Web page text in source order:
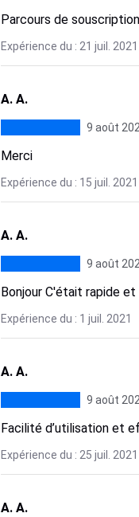
Parcours de
Expérience du : 21 juil. 2021
A. A.
9 août
Merci
Expérience du : 15 juil. 2021
A. A.
9 août
Bonjour C'était rapide
Expérience du : 1 juil. 2021
A. A.
9 août
Facilité d’utilisation et
Expérience du : 25 juil. 2021
A. A.